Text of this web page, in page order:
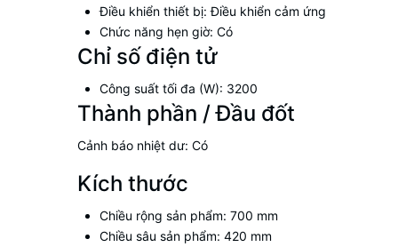
Điều khiển thiết bị: Điều khiển cảm ứng
Chức năng hẹn giờ: Có
Chỉ số điện tử
Công suất tối đa (W): 3200
Thành phần / Đầu đốt
Cảnh báo nhiệt dư: Có
Kích thước
Chiều rộng sản phẩm: 700 mm
Chiều sâu sản phẩm: 420 mm